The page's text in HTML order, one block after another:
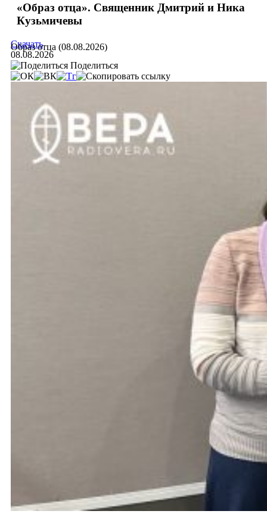
«Образ отца». Священник Дмитрий и Ника
Кузьмичевы
Образ отца (08.08.2026)
Скачать
08.08.2026
Поделиться